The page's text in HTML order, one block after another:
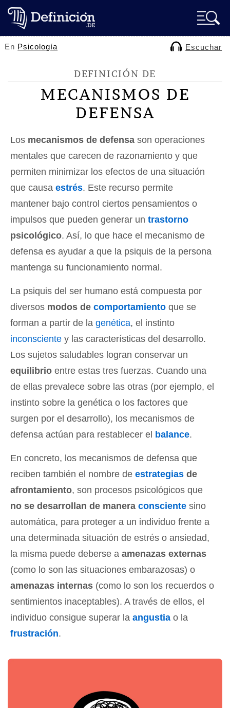
En Psicología Escuchar
DEFINICIÓN DE
MECANISMOS DE
DEFENSA
Los mecanismos de defensa son operaciones
mentales que carecen de razonamiento y que
permiten minimizar los efectos de una situación
que causa estrés. Este recurso permite
mantener bajo control ciertos pensamientos o
impulsos que pueden generar un trastorno
psicológico. Así, lo que hace el mecanismo de
defensa es ayudar a que la psiquis de la persona
mantenga su funcionamiento normal.
La psiquis del ser humano está compuesta por
diversos modos de comportamiento que se
forman a partir de la genética, el instinto
inconsciente y las características del desarrollo.
Los sujetos saludables logran conservar un
equilibrio entre estas tres fuerzas. Cuando una
de ellas prevalece sobre las otras (por ejemplo, el
instinto sobre la genética o los factores que
surgen por el desarrollo), los mecanismos de
defensa actúan para restablecer el balance.
En concreto, los mecanismos de defensa que
reciben también el nombre de estrategias de
afrontamiento, son procesos psicológicos que
no se desarrollan de manera consciente sino
automática, para proteger a un individuo frente a
una determinada situación de estrés o ansiedad,
la misma puede deberse a amenazas externas
(como lo son las situaciones embarazosas) o
amenazas internas (como lo son los recuerdos o
sentimientos inaceptables). A través de ellos, el
individuo consigue superar la angustia o la
frustración.